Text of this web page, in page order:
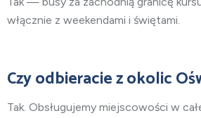
włącznie z weekendami i świętami.
Czy odbieracie z okolic
Tak. Obsługujemy miejscowości w